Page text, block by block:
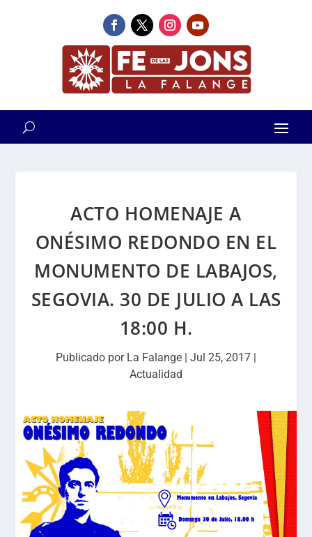
ACTO HOMENAJE A
ONÉSIMO REDONDO EN EL
MONUMENTO DE LABAJOS,
SEGOVIA. 30 DE JULIO A LAS
18:00 H.
Publicado por La Falange | Jul 25, 2017 |
Actualidad